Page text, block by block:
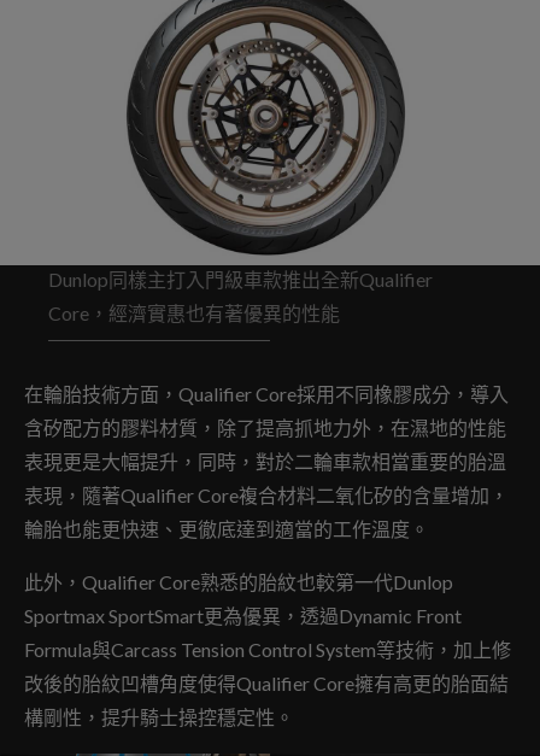
Dunlop同樣主打入門級車款推出全新Qualifier
Core，經濟實惠也有著優異的性能
在輪胎技術方面，Qualifier Core採用不同橡膠成分，導入
含矽配方的膠料材質，除了提高抓地力外，在濕地的性能
表現更是大幅提升，同時，對於二輪車款相當重要的胎溫
表現，隨著Qualifier Core複合材料二氧化矽的含量增加，
輪胎也能更快速、更徹底達到適當的工作溫度。
此外，Qualifier Core熟悉的胎紋也較第一代Dunlop
Sportmax SportSmart更為優異，透過Dynamic Front
Formula與Carcass Tension Control System等技術，加上修
改後的胎紋凹槽角度使得Qualifier Core擁有高更的胎面結
構剛性，提升騎士操控穩定性。